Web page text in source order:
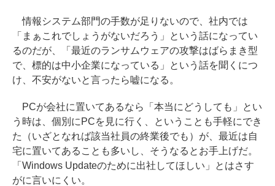
情報システム部門の手数が足りないので、社内では
「まぁこれでしょうがないだろう」という話になってい
るのだが、「最近のランサムウェアの攻撃はばらまき型
で、標的は中小企業になっている」という話を聞くにつ
け、不安がないと言ったら嘘になる。
PCが会社に置いてあるなら「本当にどうしても」とい
う時は、個別にPCを見に行く、ということも手軽にでき
た（いざとなれば該当社員の終業後でも）が、最近は自
宅に置いてあることも多いし、そうなるとお手上げだ。
「Windows Updateのために出社してほしい」とはさす
がに言いにくい。